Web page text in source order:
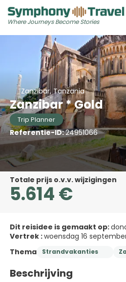
Where Journeys Become Stories
Zanzibar, Tanzania
Zanzibar * Gold
Trip Planner
Referentie-ID:24951066
Totale prijs o.v.v. wijzigingen
5.614 €
Dit reisidee is gemaakt op:
Vertrek :woensdag 16
Thema
Strandvakanties
Beschrijving